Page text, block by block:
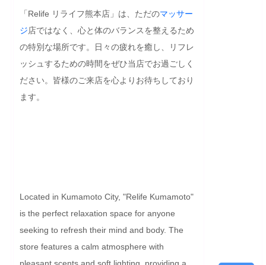
「Relife リライフ熊本店」は、ただのマッサー
ジ店ではなく、心と体のバランスを整えるため
の特別な場所です。日々の疲れを癒し、リフレ
ッシュするための時間をぜひ当店でお過ごしく
ださい。皆様のご来店を心よりお待ちしており
ます。
Located in Kumamoto City, "Relife Kumamoto"
is the perfect relaxation space for anyone
seeking to refresh their mind and body. The
store features a calm atmosphere with
pleasant scents and soft lighting, providing a